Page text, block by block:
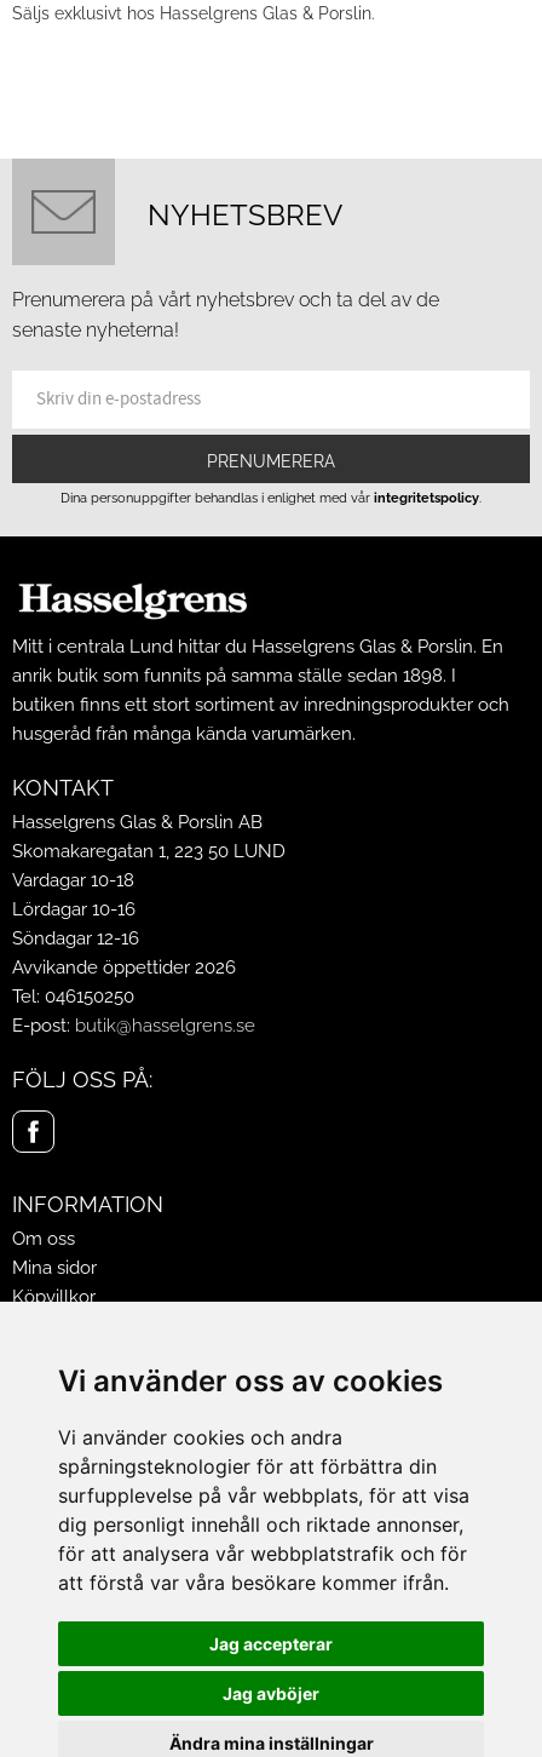
Vi använder oss av cookies
Vi använder cookies och andra
spårningsteknologier för att förbättra din
surfupplevelse på vår webbplats, för att visa
dig personligt innehåll och riktade annonser,
för att analysera vår webbplatstrafik och för
att förstå var våra besökare kommer ifrån.
Jag accepterar
Jag avböjer
Ändra mina inställningar
Säljs exklusivt hos Hasselgrens Glas & Porslin.
NYHETSBREV
Prenumerera på vårt nyhetsbrev och ta del av de
senaste nyheterna!
PRENUMERERA
Dina personuppgifter behandlas i enlighet med vår integritetspolicy.
Mitt i centrala Lund hittar du Hasselgrens Glas & Porslin. En
anrik butik som funnits på samma ställe sedan 1898. I
butiken finns ett stort sortiment av inredningsprodukter och
husgeråd från många kända varumärken.
KONTAKT
Hasselgrens Glas & Porslin AB
Skomakaregatan 1, 223 50 LUND
Vardagar 10-18
Lördagar 10-16
Söndagar 12-16
Avvikande öppettider 2026
Tel: 046150250
E-post: butik@hasselgrens.se
FÖLJ OSS PÅ:
INFORMATION
Om oss
Mina sidor
Köpvillkor
Jobba på Hasselgrens
LEVERANS
BETALNINGSSÄTT
I butiken i Lund kan du betala med Visa, Mastercard, Lund
City presentkort och kontanter.